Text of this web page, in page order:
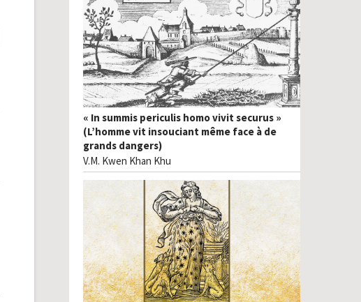
« In summis periculis homo vivit securus »
(L’homme vit insouciant même face à de
grands dangers)
V.M. Kwen Khan Khu